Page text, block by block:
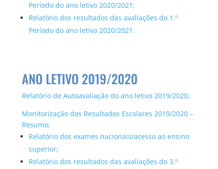
Período do ano letivo 2020/2021;
Relatório dos resultados das avaliações do 1.º
Período do ano letivo 2020/2021.
ANO LETIVO 2019/2020
Relatório de Autoavaliação do ano letivo 2019/2020;
Monitorização dos Resultados Escolares 2019/2020 –
Resumo;
Relatório dos exames nacionais/acesso ao ensino
superior;
Relatório dos resultados das avaliações do 3.º